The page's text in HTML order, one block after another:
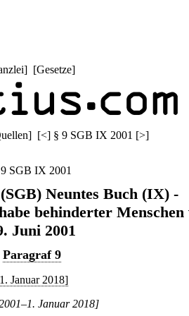
] [Gesetze]
] [<] § 9 SGB IX 2001 [>]
SGB IX 2001
Neuntes Buch (IX) -
behinderter Menschen
Juni 2001
Paragraf 9
Januar 2018]
Januar 2018]